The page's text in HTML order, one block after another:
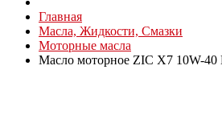
Главная
Масла, Жидкости, Смазки
Моторные масла
Масло моторное ZIC X7 10W-40